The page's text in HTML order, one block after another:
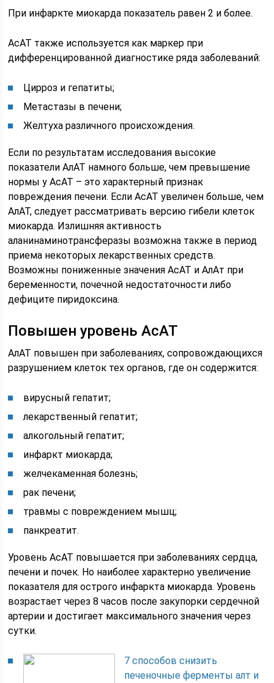
При инфаркте миокарда показатель равен 2 и более.
АсАТ также используется как маркер при
дифференцированной диагностике ряда заболеваний:
Цирроз и гепатиты;
Метастазы в печени;
Желтуха различного происхождения.
Если по результатам исследования высокие
показатели АлАТ намного больше, чем превышение
нормы у АсАТ – это характерный признак
повреждения печени. Если АсАТ увеличен больше, чем
АлАТ, следует рассматривать версию гибели клеток
миокарда. Излишняя активность
аланинаминотрансферазы возможна также в период
приема некоторых лекарственных средств.
Возможны пониженные значения АсАТ и АлАт при
беременности, почечной недостаточности либо
дефиците пиридоксина.
Повышен уровень АсАТ
АлАТ повышен при заболеваниях, сопровождающихся
разрушением клеток тех органов, где он содержится:
вирусный гепатит;
лекарственный гепатит;
алкогольный гепатит;
инфаркт миокарда;
желчекаменная болезнь;
рак печени;
травмы с повреждением мышц;
панкреатит.
Уровень АсАТ повышается при заболеваниях сердца,
печени и почек. Но наиболее характерно увеличение
показателя для острого инфаркта миокарда. Уровень
возрастает через 8 часов после закупорки сердечной
артерии и достигает максимального значения через
сутки.
7 способов снизить
печеночные ферменты алт и